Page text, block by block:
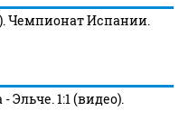
Чемпионат Испании.
Эльче. 1:1 (видео).